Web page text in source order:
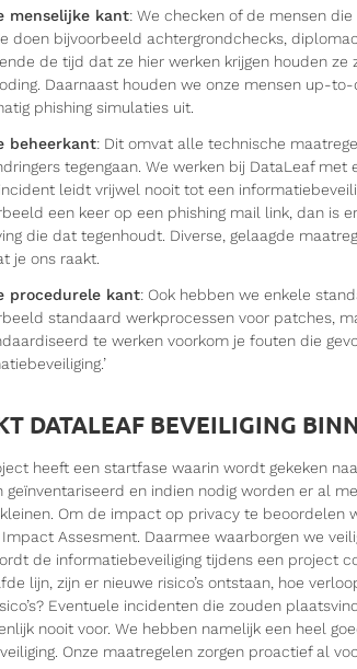
menselijke kant: We checken of de mensen
doen bijvoorbeeld achtergrondchecks,
de tijd dat ze hier werken krijgen houden
Daarnaast houden we onze mensen up-
phishing simulaties uit.
beheerkant: Dit omvat alle technische
tegengaan. We werken bij DataLeaf
leidt vrijwel nooit tot een
een keer op een phishing mail link, dan is
die dat tegenhoudt. Diverse, gelaagde
je ons raakt.
procedurele kant: Ook hebben we enkele
standaard werkprocessen voor patches,
te werken voorkom je fouten die
DATALEAF BEVEILIGING
heeft een startfase waarin wordt gekeken
geïnventariseerd en indien nodig worden er al
Om de impact op privacy te beoordelen
Assesment. Daarmee waarborgen we
de informatiebeveiliging tijdens een project
lijn, zijn er nieuwe risico’s ontstaan, hoe
Eventuele incidenten die zouden
nooit voor. We hebben namelijk een heel
Onze maatregelen zorgen proactief al